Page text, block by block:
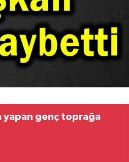
yapan genç toprağa